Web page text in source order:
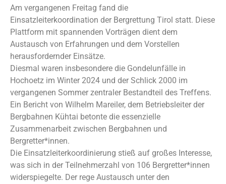
Am vergangenen Freitag fand die
Einsatzleiterkoordination der Bergrettung Tirol statt. Diese
Plattform mit spannenden Vorträgen dient dem
Austausch von Erfahrungen und dem Vorstellen
herausfordernder Einsätze.
Diesmal waren insbesondere die Gondelunfälle in
Hochoetz im Winter 2024 und der Schlick 2000 im
vergangenen Sommer zentraler Bestandteil des Treffens.
Ein Bericht von Wilhelm Mareiler, dem Betriebsleiter der
Bergbahnen Kühtai betonte die essenzielle
Zusammenarbeit zwischen Bergbahnen und
Bergretter*innen.
Die Einsatzleiterkoordinierung stieß auf großes Interesse,
was sich in der Teilnehmerzahl von 106 Bergretter*innen
widerspiegelte. Der rege Austausch unter den